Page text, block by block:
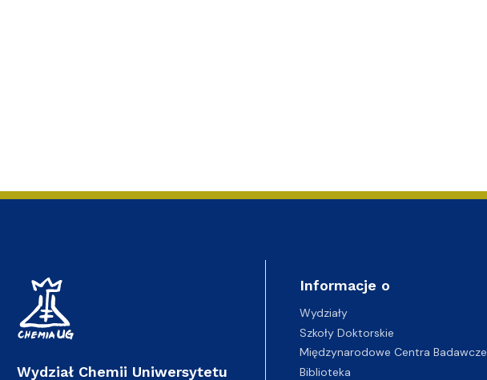
Wydział Chemii Uniwersytetu
Informacje o
Wydziały
Szkoły Doktorskie
Międzynarodowe Centra Badawcze
Biblioteka